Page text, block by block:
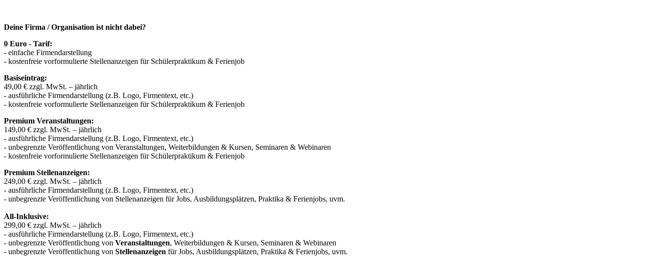
Deine Firma / Organisation ist nicht dabei?
0 Euro - Tarif:
- einfache Firmendarstellung
- kostenfreie vorformulierte Stellenanzeigen für Schülerpraktikum & Ferienjob
Basiseintrag:
49,00 € zzgl. MwSt. – jährlich
- ausführliche Firmendarstellung (z.B. Logo, Firmentext, etc.)
- kostenfreie vorformulierte Stellenanzeigen für Schülerpraktikum & Ferienjob
Premium Veranstaltungen:
149,00 € zzgl. MwSt. – jährlich
- ausführliche Firmendarstellung (z.B. Logo, Firmentext, etc.)
- unbegrenzte Veröffentlichung von Veranstaltungen, Weiterbildungen & Kursen, Seminaren & Webinaren
- kostenfreie vorformulierte Stellenanzeigen für Schülerpraktikum & Ferienjob
Premium Stellenanzeigen:
249,00 € zzgl. MwSt. – jährlich
- ausführliche Firmendarstellung (z.B. Logo, Firmentext, etc.)
- unbegrenzte Veröffentlichung von Stellenanzeigen für Jobs, Ausbildungsplätzen, Praktika & Ferienjobs, uvm.
All-Inklusive:
299,00 € zzgl. MwSt. – jährlich
- ausführliche Firmendarstellung (z.B. Logo, Firmentext, etc.)
- unbegrenzte Veröffentlichung von Veranstaltungen, Weiterbildungen & Kursen, Seminaren & Webinaren
- unbegrenzte Veröffentlichung von Stellenanzeigen für Jobs, Ausbildungsplätzen, Praktika & Ferienjobs, uvm.